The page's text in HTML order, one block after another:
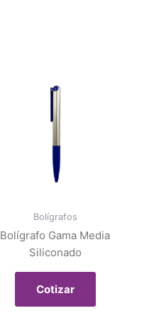
Bolígrafos
Bolígrafo Gama Media
Siliconado
Cotizar